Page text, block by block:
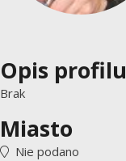
Opis profilu
Brak
Miasto
Nie podano